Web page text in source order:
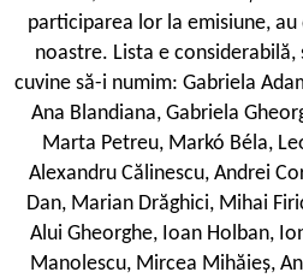
participarea lor la emisiune,
noastre. Lista e
cuvine să-i numim: Gabriela
Ana Blandiana, Gabriela
Marta Petreu, Markó Béla,
Alexandru Călinescu, Andrei
Dan, Marian Drăghici, Mihai
Alui Gheorghe, Ioan Holban,
Manolescu, Mircea Mihăieș,